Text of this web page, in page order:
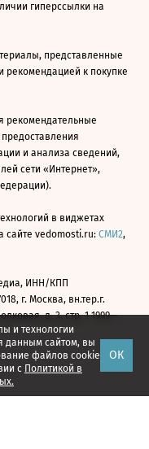
и технологии
данным сайтом, вы
файлов cookie
с Политикой в
ОК
гиперссылки на
представленные
рекомендацией к покупке
рекомендательные
и анализа сведений,
сети «Интернет»,
в виджетах
сайте vedomosti.ru: СМИ2,
ИНН/КПП
г. Москва, вн.тер.г.
д. 3, стр. 1 1999—